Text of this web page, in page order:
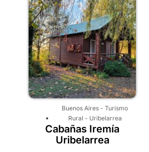
Buenos Aires - Turismo
Rural - Uribelarrea
Cabañas Iremía
Uribelarrea